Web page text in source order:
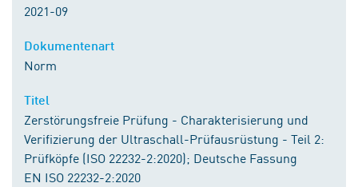
2021-09
Norm
Zerstörungsfreie Prüfung - Charakterisierung und
Verifizierung der Ultraschall-Prüfausrüstung - Teil 2:
Prüfköpfe (ISO 22232-2:2020); Deutsche Fassung
EN ISO 22232-2:2020